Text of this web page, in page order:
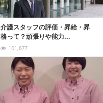
介護スタッフの評価・昇給・昇
格って？頑張りや能力...
161,677